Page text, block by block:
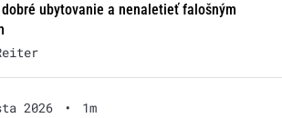
ubytovanie a nenaletieť falošným
2026 •
1m